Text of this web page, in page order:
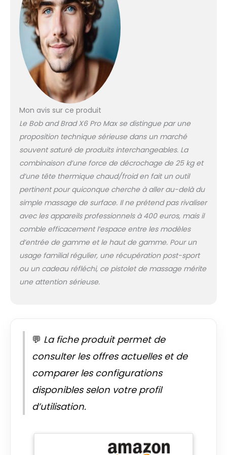
une tête en métal
de qualité
aérospatiale pour
une pénétration
plus précise et
profonde.
Puissance et
Précision Inégalées :
balais de 120 W, ce
pistolet de
musculaire délivre
une force de
décrochage de 55
lb (environ 25 kg).
Avec ses 5 vitesses
réglables (2000-
3200 tr/min), il
s'adapte à vos
besoins d'intensité,
que ce soit pour
une simple
relaxation ou après
Batterie Longue
Durée et Charge
USB-C : Intégrant
une batterie haute
capacité de 2600
mAh (4 cellules), ce
prolongée et une
sécurité accrue par
Mon avis sur ce produit
Le Bob and Brad X6 Pro Max se distingue par une
proposition technique sérieuse dans un marché
souvent saturé de produits interchangeables. La
combinaison d’une force de décrochage de 25 kg et
d’une tête thermique chaud/froid en fait un outil
pertinent pour quiconque cherche à aller au-delà du
simple massage de surface. Il ne prétend pas rivaliser
avec les appareils professionnels à 400 euros, mais il
comble efficacement l’espace entre les modèles
d’entrée de gamme et le haut de gamme. Pour un
usage familial régulier, une récupération post-sport
ou un cadeau réfléchi, ce pistolet de massage mérite
une attention sérieuse.
💬 La fiche produit permet de
consulter les offres actuelles et de
comparer les configurations
disponibles selon votre profil
d’utilisation.